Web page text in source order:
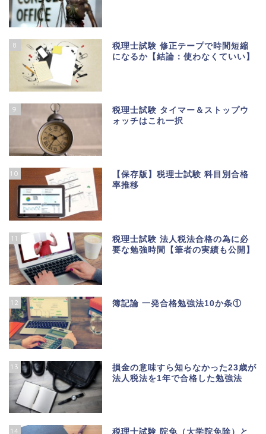
8
税理士試験 修正テープで時間短縮
になるか【結論：使わなくていい】
9
税理士試験 タイマー＆ストップウ
ォッチはこれ一択
10
【保存版】税理士試験 科目別合格
率推移
11
税理士試験 法人税法合格の為に必
要な勉強時間【筆者の実績も公開】
12 簿記論 一発合格勉強法10か条①
13
損金の意味すら知らなかった23歳が
法人税法を1年で合格した勉強法
14 税理士試験 院免（大学院免除）と